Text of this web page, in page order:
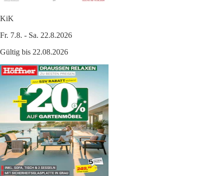
KiK
Fr. 7.8. - Sa. 22.8.2026
Gültig bis 22.08.2026